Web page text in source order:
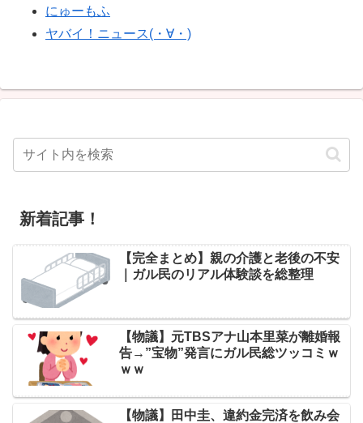
にゅーもふ
ヤバイ！ニュース(・∀・)
新着記事！
【完全まとめ】親の介護と老後の不安
｜ガル民のリアル体験談を総整理
【物議】元TBSアナ山本里菜が離婚報
告→”宝物”発言にガル民総ツッコミｗ
ｗｗ
【物議】田中圭、違約金完済を飲み会